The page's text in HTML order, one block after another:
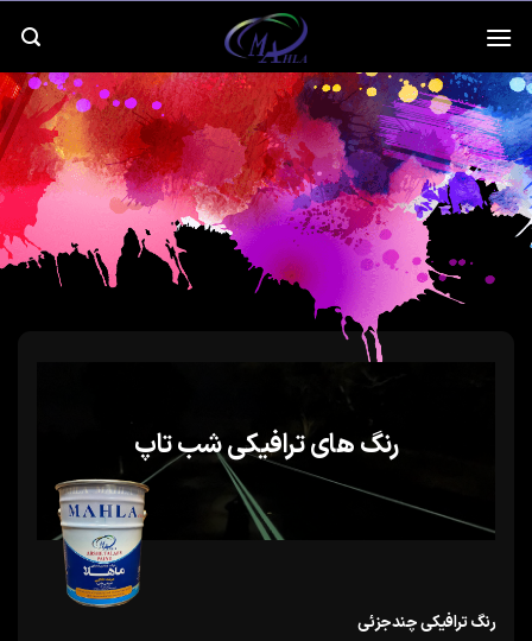
محتوا
رنگ های ترافیکی شب تاپ
رنگ ترافیکی چندجزئی